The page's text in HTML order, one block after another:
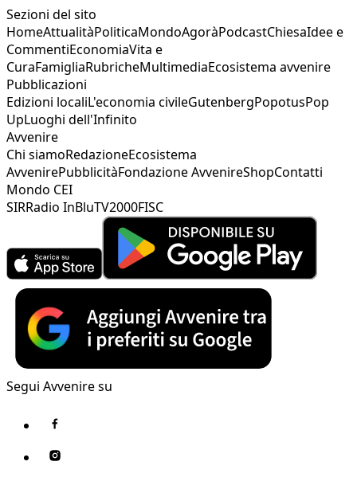
Sezioni del sito
HomeAttualitàPoliticaMondoAgoràPodcastChiesaIdee e
CommentiEconomiaVita e
CuraFamigliaRubricheMultimediaEcosistema avvenire
Pubblicazioni
Edizioni localiL'economia civileGutenbergPopotusPop
UpLuoghi dell'Infinito
Avvenire
Chi siamoRedazioneEcosistema
AvvenirePubblicitàFondazione AvvenireShopContatti
Mondo CEI
SIRRadio InBluTV2000FISC
Segui Avvenire su